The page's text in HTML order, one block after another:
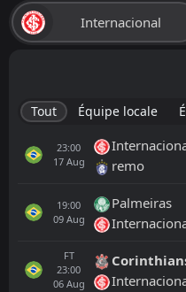
Internacional
Tout Équipe locale
23:00
17 Aug
remo
19:00
09 Aug
Palmeiras
FT
23:00
06 Aug